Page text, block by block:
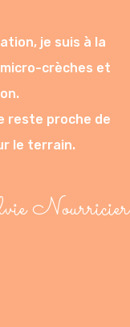
je suis à la
crèches et
reste proche de
le terrain.
Nourricier